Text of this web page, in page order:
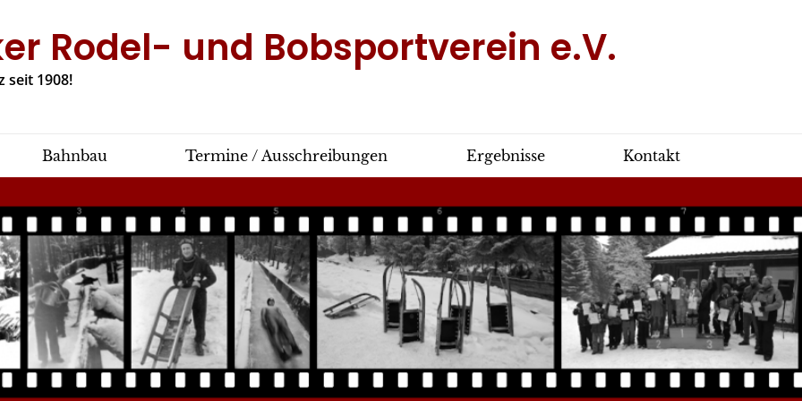
Rodel- und Bobsportverein e.V.
seit 1908!
Bahnbau Termine / Ausschreibungen Ergebnisse Kontakt